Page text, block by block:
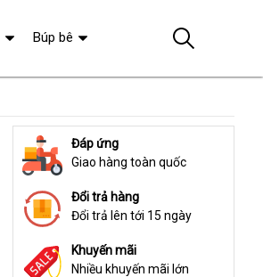
Đáp ứng
Giao hàng toàn quốc
Đổi trả hàng
Đổi trả lên tới 15 ngày
Khuyến mãi
Nhiều khuyến mãi lớn
Búp bê